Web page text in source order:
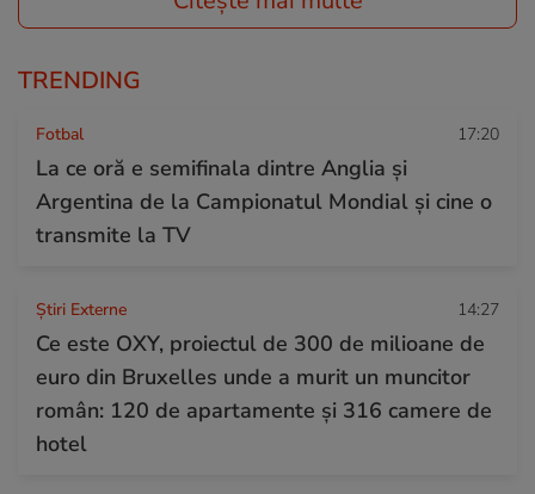
TRENDING
Fotbal 17:20
La ce oră e semifinala dintre Anglia și
Argentina de la Campionatul Mondial și cine o
transmite la TV
Știri Externe 14:27
Ce este OXY, proiectul de 300 de milioane de
euro din Bruxelles unde a murit un muncitor
român: 120 de apartamente și 316 camere de
hotel